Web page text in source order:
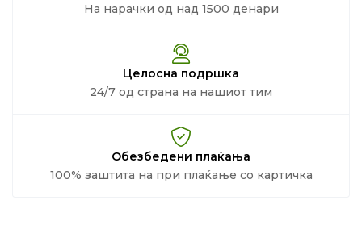
На нарачки од над 1500 денари
Целосна подршка
24/7 од страна на нашиот тим
Обезбедени плаќања
100% заштита на при плаќање со картичка